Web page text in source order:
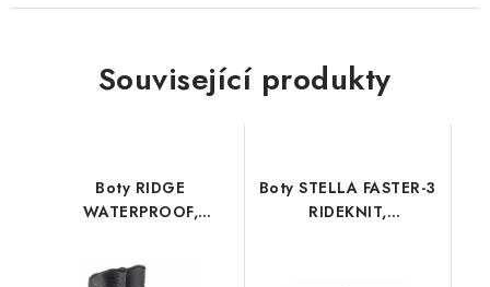
Související produkty
Boty RIDGE
WATERPROOF,
černá) 2026
Boty STELLA FASTER-3
RIDEKNIT,